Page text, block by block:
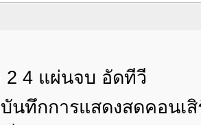
2 4 แผ่นจบ อัดทีวี
นทึกการแสดงสดคอนเ